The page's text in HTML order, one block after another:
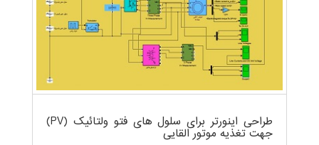
طراحی اینورتر برای سلول های فتو ولتائیک (PV)
جهت تغذیه موتور القایی